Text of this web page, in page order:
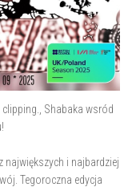
Shabaka wsród
największych i najbardziej
Tegoroczna edycja